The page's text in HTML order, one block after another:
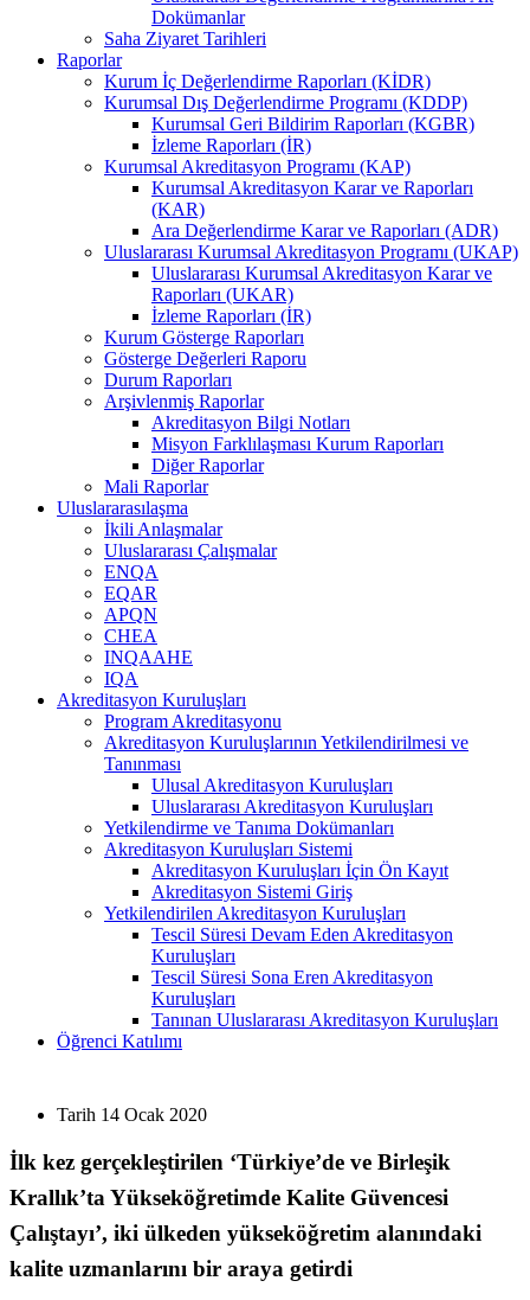
Dokümanlar
Saha Ziyaret Tarihleri
Raporlar
Kurum İç Değerlendirme Raporları (KİDR)
Kurumsal Dış Değerlendirme Programı (KDDP)
Kurumsal Geri Bildirim Raporları (KGBR)
İzleme Raporları (İR)
Kurumsal Akreditasyon Programı (KAP)
Kurumsal Akreditasyon Karar ve Raporları
(KAR)
Ara Değerlendirme Karar ve Raporları (ADR)
Uluslararası Kurumsal Akreditasyon Programı (UKAP)
Uluslararası Kurumsal Akreditasyon Karar ve
Raporları (UKAR)
İzleme Raporları (İR)
Kurum Gösterge Raporları
Gösterge Değerleri Raporu
Durum Raporları
Arşivlenmiş Raporlar
Akreditasyon Bilgi Notları
Misyon Farklılaşması Kurum Raporları
Diğer Raporlar
Mali Raporlar
Uluslararasılaşma
İkili Anlaşmalar
Uluslararası Çalışmalar
ENQA
EQAR
APQN
CHEA
INQAAHE
IQA
Akreditasyon Kuruluşları
Program Akreditasyonu
Akreditasyon Kuruluşlarının Yetkilendirilmesi ve
Tanınması
Ulusal Akreditasyon Kuruluşları
Uluslararası Akreditasyon Kuruluşları
Yetkilendirme ve Tanıma Dokümanları
Akreditasyon Kuruluşları Sistemi
Akreditasyon Kuruluşları İçin Ön Kayıt
Akreditasyon Sistemi Giriş
Yetkilendirilen Akreditasyon Kuruluşları
Tescil Süresi Devam Eden Akreditasyon
Kuruluşları
Tescil Süresi Sona Eren Akreditasyon
Kuruluşları
Tanınan Uluslararası Akreditasyon Kuruluşları
Öğrenci Katılımı
Tarih 14 Ocak 2020
İlk kez gerçekleştirilen ‘Türkiye’de ve Birleşik
Krallık’ta Yükseköğretimde Kalite Güvencesi
Çalıştayı’, iki ülkeden yükseköğretim alanındaki
kalite uzmanlarını bir araya getirdi